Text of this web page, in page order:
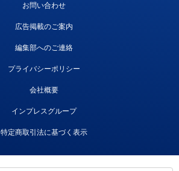
お問い合わせ
広告掲載のご案内
編集部へのご連絡
プライバシーポリシー
会社概要
インプレスグループ
特定商取引法に基づく表示